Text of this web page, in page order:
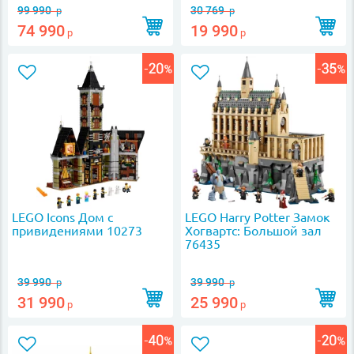
99 990р
74 990 р
30 769р
19 990 р
LEGO Icons Дом с
привидениями 10273
39 990р
31 990 р
LEGO Harry Potter Замок
Хогвартс: Большой зал
76435
39 990р
25 990 р